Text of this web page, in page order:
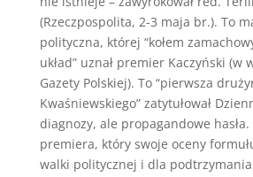
(Rzeczpospolita, 2-3 maja br.). To
polityczna, której “kołem
układ” uznał premier Kaczyński (w
Gazety Polskiej). To “pierwsza
Kwaśniewskiego” zatytułował
diagnozy, ale propagandowe
premiera, który swoje oceny
walki politycznej i dla podtrzymania